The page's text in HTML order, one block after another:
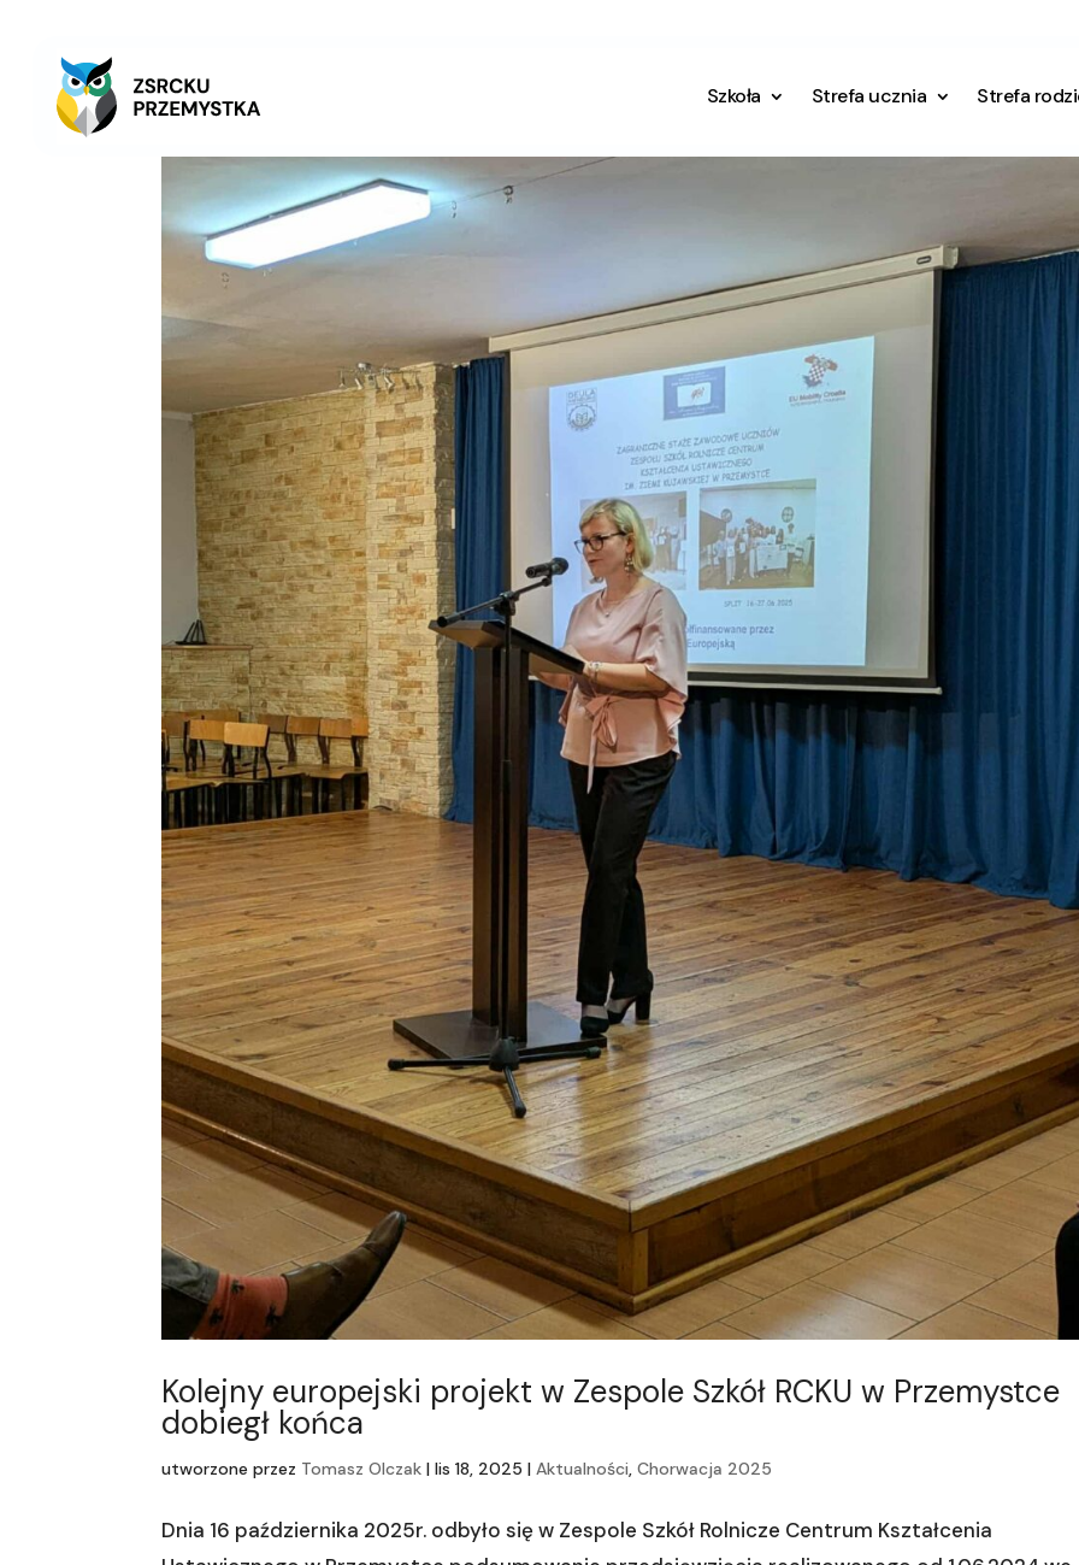
Szkoła Strefa ucznia Strefa
Kolejny europejski projekt w Zespole Szkół RCKU w Przemystce
dobiegł końca
utworzone przez Tomasz Olczak |lis 18, 2025 |Aktualności,Chorwacja 2025
Dnia 16 października 2025r. odbyło się w Zespole Szkół Rolnicze Centrum Kształcenia